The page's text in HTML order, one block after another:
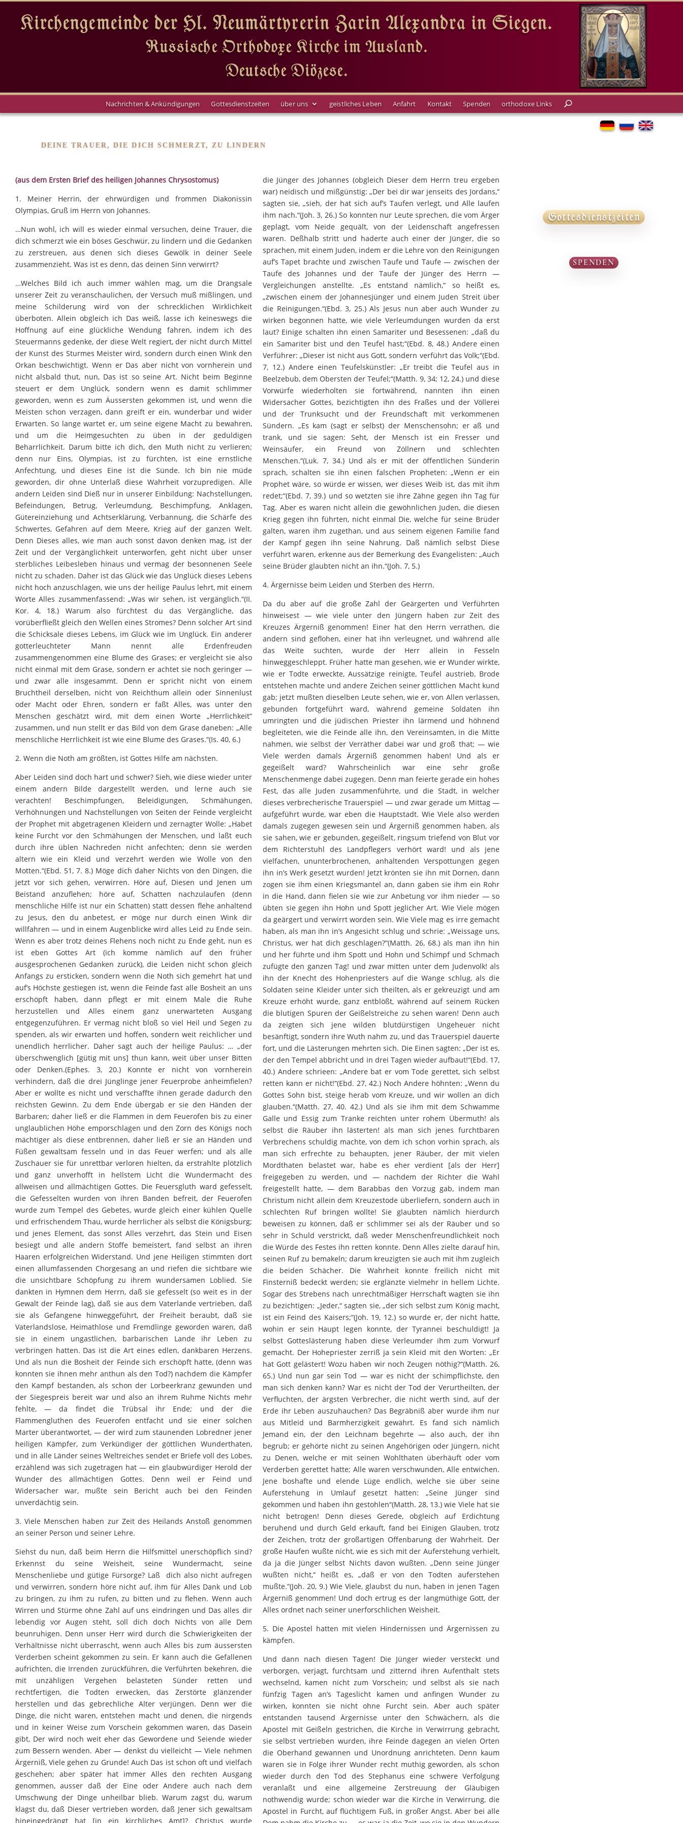
Kirchengemeinde der Hl. Neumärtyrerin Zarin Alexandra in Siegen.
Russische Orthodoxe Kirche im Ausland.
Deutsche Diözese.
Nachrichten & Ankündigungen Gottesdienstzeiten über uns geistliches Leben Anfahrt Kontakt Spenden orthodoxe Links
DEINE TRAUER, DIE DICH SCHMERZT, ZU LINDERN
(aus dem Ersten Brief des heiligen Johannes Chrysostomus)
1. Meiner Herrin, der ehrwürdigen und frommen Diakonissin
Olympias, Gruß im Herrn von Johannes.
…Nun wohl, ich will es wieder einmal versuchen, deine Trauer, die
dich schmerzt wie ein böses Geschwür, zu lindern und die Gedanken
zu zerstreuen, aus denen sich dieses Gewölk in deiner Seele
zusammenzieht. Was ist es denn, das deinen Sinn verwirrt?
…Welches Bild ich auch immer wählen mag, um die Drangsale
unserer Zeit zu veranschaulichen, der Versuch muß mißlingen, und
meine Schilderung wird von der schrecklichen Wirklichkeit
überboten. Allein obgleich ich Das weiß, lasse ich keineswegs die
Hoffnung auf eine glückliche Wendung fahren, indem ich des
Steuermanns gedenke, der diese Welt regiert, der nicht durch Mittel
der Kunst des Sturmes Meister wird, sondern durch einen Wink den
Orkan beschwichtigt. Wenn er Das aber nicht von vornherein und
nicht alsbald thut, nun, Das ist so seine Art. Nicht beim Beginne
steuert er dem Unglück, sondern wenn es damit schlimmer
geworden, wenn es zum Äussersten gekommen ist, und wenn die
Meisten schon verzagen, dann greift er ein, wunderbar und wider
Erwarten. So lange wartet er, um seine eigene Macht zu bewahren,
und um die Heimgesuchten zu üben in der geduldigen
Beharrlichkeit. Darum bitte ich dich, den Muth nicht zu verlieren;
denn nur Eins, Olympias, ist zu fürchten, ist eine ernstliche
Anfechtung, und dieses Eine ist die Sünde. Ich bin nie müde
geworden, dir ohne Unterlaß diese Wahrheit vorzupredigen. Alle
andern Leiden sind Dieß nur in unserer Einbildung: Nachstellungen,
Befeindungen, Betrug, Verleumdung, Beschimpfung, Anklagen,
Gütereinziehung und Achtserklärung, Verbannung, die Schärfe des
Schwertes, Gefahren auf dem Meere, Krieg auf der ganzen Welt.
Denn Dieses alles, wie man auch sonst davon denken mag, ist der
Zeit und der Vergänglichkeit unterworfen, geht nicht über unser
sterbliches Leibesleben hinaus und vermag der besonnenen Seele
nicht zu schaden. Daher ist das Glück wie das Unglück dieses Lebens
nicht hoch anzuschlagen, wie uns der heilige Paulus lehrt, mit einem
Worte Alles zusammenfassend: „Was wir sehen, ist vergänglich.“(II.
Kor. 4, 18.) Warum also fürchtest du das Vergängliche, das
vorüberfließt gleich den Wellen eines Stromes? Denn solcher Art sind
die Schicksale dieses Lebens, im Glück wie im Unglück. Ein anderer
gotterleuchteter Mann nennt alle Erdenfreuden
zusammengenommen eine Blume des Grases; er vergleicht sie also
nicht einmal mit dem Grase, sondern er achtet sie noch geringer —
und zwar alle insgesammt. Denn er spricht nicht von einem
Bruchtheil derselben, nicht von Reichthum allein oder Sinnenlust
oder Macht oder Ehren, sondern er faßt Alles, was unter den
Menschen geschätzt wird, mit dem einen Worte „Herrlichkeit“
zusammen, und nun stellt er das Bild von dem Grase daneben: „Alle
menschliche Herrlichkeit ist wie eine Blume des Grases.“(Is. 40, 6.)
2. Wenn die Noth am größten, ist Gottes Hilfe am nächsten.
Aber Leiden sind doch hart und schwer? Sieh, wie diese wieder unter
einem andern Bilde dargestellt werden, und lerne auch sie
verachten! Beschimpfungen, Beleidigungen, Schmähungen,
Verhöhnungen und Nachstellungen von Seiten der Feinde vergleicht
der Prophet mit abgetragenen Kleidern und zernagter Wolle: „Habet
keine Furcht vor den Schmähungen der Menschen, und laßt euch
durch ihre üblen Nachreden nicht anfechten; denn sie werden
altern wie ein Kleid und verzehrt werden wie Wolle von den
Motten.“(Ebd. 51, 7. 8.) Möge dich daher Nichts von den Dingen, die
jetzt vor sich gehen, verwirren. Höre auf, Diesen und Jenen um
Beistand anzuflehen; höre auf, Schatten nachzulaufen (denn
menschliche Hilfe ist nur ein Schatten) statt dessen flehe anhaltend
zu Jesus, den du anbetest, er möge nur durch einen Wink dir
willfahren — und in einem Augenblicke wird alles Leid zu Ende sein.
Wenn es aber trotz deines Flehens noch nicht zu Ende geht, nun es
ist eben Gottes Art (ich komme nämlich auf den früher
ausgesprochenen Gedanken zurück), die Leiden nicht schon gleich
Anfangs zu ersticken, sondern wenn die Noth sich gemehrt hat und
auf’s Höchste gestiegen ist, wenn die Feinde fast alle Bosheit an uns
erschöpft haben, dann pflegt er mit einem Male die Ruhe
herzustellen und Alles einem ganz unerwarteten Ausgang
entgegenzuführen. Er vermag nicht bloß so viel Heil und Segen zu
spenden, als wir erwarten und hoffen, sondern weit reichlicher und
unendlich herrlicher. Daher sagt auch der heilige Paulus: … „der
überschwenglich [gütig mit uns] thun kann, weit über unser Bitten
oder Denken.(Ephes. 3, 20.) Konnte er nicht von vornherein
verhindern, daß die drei Jünglinge jener Feuerprobe anheimfielen?
Aber er wollte es nicht und verschaffte ihnen gerade dadurch den
reichsten Gewinn. Zu dem Ende übergab er sie den Händen der
Barbaren; daher ließ er die Flammen in dem Feuerofen bis zu einer
unglaublichen Höhe emporschlagen und den Zorn des Königs noch
mächtiger als diese entbrennen, daher ließ er sie an Händen und
Füßen gewaltsam fesseln und in das Feuer werfen; und als alle
Zuschauer sie für unrettbar verloren hielten, da erstrahlte plötzlich
und ganz unverhofft in hellstem Licht die Wundermacht des
allweisen und allmächtigen Gottes. Die Feuersgluth ward gefesselt,
die Gefesselten wurden von ihren Banden befreit, der Feuerofen
wurde zum Tempel des Gebetes, wurde gleich einer kühlen Quelle
und erfrischendem Thau, wurde herrlicher als selbst die Königsburg;
und jenes Element, das sonst Alles verzehrt, das Stein und Eisen
besiegt und alle andern Stoffe bemeistert, fand selbst an ihren
Haaren erfolgreichen Widerstand. Und jene Heiligen stimmten dort
einen allumfassenden Chorgesang an und riefen die sichtbare wie
die unsichtbare Schöpfung zu ihrem wundersamen Loblied. Sie
dankten in Hymnen dem Herrn, daß sie gefesselt (so weit es in der
Gewalt der Feinde lag), daß sie aus dem Vaterlande vertrieben, daß
sie als Gefangene hinweggeführt, der Freiheit beraubt, daß sie
Vaterlandslose, Heimathlose und Fremdlinge geworden waren, daß
sie in einem ungastlichen, barbarischen Lande ihr Leben zu
verbringen hatten. Das ist die Art eines edlen, dankbaren Herzens.
Und als nun die Bosheit der Feinde sich erschöpft hatte, (denn was
konnten sie ihnen mehr anthun als den Tod?) nachdem die Kämpfer
den Kampf bestanden, als schon der Lorbeerkranz gewunden und
der Siegespreis bereit war und also an ihrem Ruhme Nichts mehr
fehlte, — da findet die Trübsal ihr Ende; und der die
Flammengluthen des Feuerofen entfacht und sie einer solchen
Marter überantwortet, — der wird zum staunenden Lobredner jener
heiligen Kämpfer, zum Verkündiger der göttlichen Wunderthaten,
und in alle Länder seines Weltreiches sendet er Briefe voll des Lobes,
erzählend was sich zugetragen hat — ein glaubwürdiger Herold der
Wunder des allmächtigen Gottes. Denn weil er Feind und
Widersacher war, mußte sein Bericht auch bei den Feinden
unverdächtig sein.
3. Viele Menschen haben zur Zeit des Heilands Anstoß genommen
an seiner Person und seiner Lehre.
Siehst du nun, daß beim Herrn die Hilfsmittel unerschöpflich sind?
Erkennst du seine Weisheit, seine Wundermacht, seine
Menschenliebe und gütige Fürsorge? Laß dich also nicht aufregen
und verwirren, sondern höre nicht auf, ihm für Alles Dank und Lob
zu bringen, zu ihm zu rufen, zu bitten und zu flehen. Wenn auch
Wirren und Stürme ohne Zahl auf uns eindringen und Das alles dir
lebendig vor Augen steht, soll dich doch Nichts von alle Dem
beunruhigen. Denn unser Herr wird durch die Schwierigkeiten der
Verhältnisse nicht überrascht, wenn auch Alles bis zum äussersten
Verderben scheint gekommen zu sein. Er kann auch die Gefallenen
aufrichten, die Irrenden zurückführen, die Verführten bekehren, die
mit unzähligen Vergehen belasteten Sünder retten und
rechtfertigen, die Todten erwecken, das Zerstörte glänzender
herstellen und das gebrechliche Alter verjüngen. Denn wer die
Dinge, die nicht waren, entstehen macht und denen, die nirgends
und in keiner Weise zum Vorschein gekommen waren, das Dasein
gibt, Der wird noch weit eher das Gewordene und Seiende wieder
zum Bessern wenden. Aber — denkst du vielleicht — Viele nehmen
Ärgerniß, Viele gehen zu Grunde! Auch Das ist schon oft und vielfach
geschehen; aber später hat immer Alles den rechten Ausgang
genommen, ausser daß der Eine oder Andere auch nach dem
Umschwung der Dinge unheilbar blieb. Warum zagst du, warum
klagst du, daß Dieser vertrieben worden, daß Jener sich gewaltsam
hineingedrängt hat [in ein kirchliches Amt]? Christus wurde
die Jünger des Johannes (obgleich Dieser dem Herrn treu ergeben
war) neidisch und mißgünstig: „Der bei dir war jenseits des Jordans,“
sagten sie, „sieh, der hat sich auf’s Taufen verlegt, und Alle laufen
ihm nach.“(Joh. 3, 26.) So konnten nur Leute sprechen, die vom Ärger
geplagt, vom Neide gequält, von der Leidenschaft angefressen
waren. Deßhalb stritt und haderte auch einer der Jünger, die so
sprachen, mit einem Juden, indem er die Lehre von den Reinigungen
auf’s Tapet brachte und zwischen Taufe und Taufe — zwischen der
Taufe des Johannes und der Taufe der Jünger des Herrn —
Vergleichungen anstellte. „Es entstand nämlich,“ so heißt es,
„zwischen einem der Johannesjünger und einem Juden Streit über
die Reinigungen.“(Ebd. 3, 25.) Als Jesus nun aber auch Wunder zu
wirken begonnen hatte, wie viele Verleumdungen wurden da erst
laut? Einige schalten ihn einen Samariter und Besessenen: „daß du
ein Samariter bist und den Teufel hast;“(Ebd. 8, 48.) Andere einen
Verführer: „Dieser ist nicht aus Gott, sondern verführt das Volk;“(Ebd.
7, 12.) Andere einen Teufelskünstler: „Er treibt die Teufel aus in
Beelzebub, dem Obersten der Teufel;“(Matth. 9, 34; 12, 24.) und diese
Vorwürfe wiederholten sie fortwährend, nannten ihn einen
Widersacher Gottes, bezichtigten ihn des Fraßes und der Völlerei
und der Trunksucht und der Freundschaft mit verkommenen
Sündern. „Es kam (sagt er selbst) der Menschensohn; er aß und
trank, und sie sagen: Seht, der Mensch ist ein Fresser und
Weinsäufer, ein Freund von Zöllnern und schlechten
Menschen.“(Luk. 7, 34.) Und als er mit der öffentlichen Sünderin
sprach, schalten sie ihn einen falschen Propheten: „Wenn er ein
Prophet wäre, so würde er wissen, wer dieses Weib ist, das mit ihm
redet;“(Ebd. 7, 39.) und so wetzten sie ihre Zähne gegen ihn Tag für
Tag. Aber es waren nicht allein die gewöhnlichen Juden, die diesen
Krieg gegen ihn führten, nicht einmal Die, welche für seine Brüder
galten, waren ihm zugethan, und aus seinem eigenen Familie fand
der Kampf gegen ihn seine Nahrung. Daß nämlich selbst Diese
verführt waren, erkenne aus der Bemerkung des Evangelisten: „Auch
seine Brüder glaubten nicht an ihn.“(Joh. 7, 5.)
4. Ärgernisse beim Leiden und Sterben des Herrn.
Da du aber auf die große Zahl der Geärgerten und Verführten
hinweisest — wie viele unter den Jüngern haben zur Zeit des
Kreuzes Ärgerniß genommen! Einer hat den Herrn verrathen, die
andern sind geflohen, einer hat ihn verleugnet, und während alle
das Weite suchten, wurde der Herr allein in Fesseln
hinweggeschleppt. Früher hatte man gesehen, wie er Wunder wirkte,
wie er Todte erweckte, Aussätzige reinigte, Teufel austrieb, Brode
entstehen machte und andere Zeichen seiner göttlichen Macht kund
gab; jetzt mußten dieselben Leute sehen, wie er, von Allen verlassen,
gebunden fortgeführt ward, während gemeine Soldaten ihn
umringten und die jüdischen Priester ihn lärmend und höhnend
begleiteten, wie die Feinde alle ihn, den Vereinsamten, in die Mitte
nahmen, wie selbst der Verräther dabei war und groß that; — wie
Viele werden damals Ärgerniß genommen haben! Und als er
gegeißelt ward? Wahrscheinlich war eine sehr große
Menschenmenge dabei zugegen. Denn man feierte gerade ein hohes
Fest, das alle Juden zusammenführte, und die Stadt, in welcher
dieses verbrecherische Trauerspiel — und zwar gerade um Mittag —
aufgeführt wurde, war eben die Hauptstadt. Wie Viele also werden
damals zugegen gewesen sein und Ärgerniß genommen haben, als
sie sahen, wie er gebunden, gegeißelt, ringsum triefend von Blut vor
dem Richterstuhl des Landpflegers verhört ward! und als jene
vielfachen, ununterbrochenen, anhaltenden Verspottungen gegen
ihn in’s Werk gesetzt wurden! Jetzt krönten sie ihn mit Dornen, dann
zogen sie ihm einen Kriegsmantel an, dann gaben sie ihm ein Rohr
in die Hand, dann fielen sie wie zur Anbetung vor ihm nieder — so
übten sie gegen ihn Hohn und Spott jeglicher Art. Wie Viele mögen
da geärgert und verwirrt worden sein. Wie Viele mag es irre gemacht
haben, als man ihn in’s Angesicht schlug und schrie: „Weissage uns,
Christus, wer hat dich geschlagen?“(Matth. 26, 68.) als man ihn hin
und her führte und ihm Spott und Hohn und Schimpf und Schmach
zufügte den ganzen Tag! und zwar mitten unter dem Judenvolk! als
ihn der Knecht des Hohenpriesters auf die Wange schlug, als die
Soldaten seine Kleider unter sich theilten, als er gekreuzigt und am
Kreuze erhöht wurde, ganz entblößt, während auf seinem Rücken
die blutigen Spuren der Geißelstreiche zu sehen waren! Denn auch
da zeigten sich jene wilden blutdürstigen Ungeheuer nicht
besänftigt, sondern ihre Wuth nahm zu, und das Trauerspiel dauerte
fort, und die Lästerungen mehrten sich. Die Einen sagten: „Der ist es,
der den Tempel abbricht und in drei Tagen wieder aufbaut!“(Ebd. 17,
40.) Andere schrieen: „Andere bat er vom Tode gerettet, sich selbst
retten kann er nicht!“(Ebd. 27, 42.) Noch Andere höhnten: „Wenn du
Gottes Sohn bist, steige herab vom Kreuze, und wir wollen an dich
glauben.“(Matth. 27, 40. 42.) Und als sie ihm mit dem Schwamme
Galle und Essig zum Tranke reichten unter rohem Übermuth! als
selbst die Räuber ihn lästerten! als man sich jenes furchtbaren
Verbrechens schuldig machte, von dem ich schon vorhin sprach, als
man sich erfrechte zu behaupten, jener Räuber, der mit vielen
Mordthaten belastet war, habe es eher verdient [als der Herr]
freigegeben zu werden, und — nachdem der Richter die Wahl
freigestellt hatte, — dem Barabbas den Vorzug gab, indem man
Christum nicht allein dem Kreuzestode überliefern, sondern auch in
schlechten Ruf bringen wollte! Sie glaubten nämlich hierdurch
beweisen zu können, daß er schlimmer sei als der Räuber und so
sehr in Schuld verstrickt, daß weder Menschenfreundlichkeit noch
die Würde des Festes ihn retten konnte. Denn Alles zielte darauf hin,
seinen Ruf zu bemakeln; darum kreuzigten sie auch mit ihm zugleich
die beiden Schächer. Die Wahrheit konnte freilich nicht mit
Finsterniß bedeckt werden; sie erglänzte vielmehr in hellem Lichte.
Sogar des Strebens nach unrechtmäßiger Herrschaft wagten sie ihn
zu bezichtigen: „Jeder,“ sagten sie, „der sich selbst zum König macht,
ist ein Feind des Kaisers;“(Joh. 19, 12.) so wurde er, der nicht hatte,
wohin er sein Haupt legen konnte, der Tyrannei beschuldigt! Ja
selbst Gotteslästerung haben diese Verleumder ihm zum Vorwurf
gemacht. Der Hohepriester zerriß ja sein Kleid mit den Worten: „Er
hat Gott gelästert! Wozu haben wir noch Zeugen nöthig?“(Matth. 26,
65.) Und nun gar sein Tod — war es nicht der schimpflichste, den
man sich denken kann? War es nicht der Tod der Verurtheilten, der
Verfluchten, der ärgsten Verbrecher, die nicht werth sind, auf der
Erde ihr Leben auszuhauchen? Das Begräbniß aber wurde ihm nur
aus Mitleid und Barmherzigkeit gewährt. Es fand sich nämlich
Jemand ein, der den Leichnam begehrte — also auch, der ihn
begrub; er gehörte nicht zu seinen Angehörigen oder Jüngern, nicht
zu Denen, welche er mit seinen Wohlthaten überhäuft oder vom
Verderben gerettet hatte; Alle waren verschwunden, Alle entwichen.
Jene boshafte und elende Lüge endlich, welche sie über seine
Auferstehung in Umlauf gesetzt hatten: „Seine Jünger sind
gekommen und haben ihn gestohlen“(Matth. 28, 13.) wie Viele hat sie
nicht betrogen! Denn dieses Gerede, obgleich auf Erdichtung
beruhend und durch Geld erkauft, fand bei Einigen Glauben, trotz
der Zeichen, trotz der großartigen Offenbarung der Wahrheit. Der
große Haufen wußte nicht, wie es sich mit der Auferstehung verhielt,
da ja die Jünger selbst Nichts davon wußten. „Denn seine Jünger
wußten nicht,“ heißt es, „daß er von den Todten auferstehen
mußte.“(Joh. 20, 9.) Wie Viele, glaubst du nun, haben in jenen Tagen
Ärgerniß genommen! Und doch ertrug es der langmüthige Gott, der
Alles ordnet nach seiner unerforschlichen Weisheit.
5. Die Apostel hatten mit vielen Hindernissen und Ärgernissen zu
kämpfen.
Und dann nach diesen Tagen! Die Jünger wieder versteckt und
verborgen, verjagt, furchtsam und zitternd ihren Aufenthalt stets
wechselnd, kamen nicht zum Vorschein; und selbst als sie nach
fünfzig Tagen an’s Tageslicht kamen und anfingen Wunder zu
wirken, konnten sie nicht ohne Furcht sein. Aber auch später
entstanden tausend Ärgernisse unter den Schwächern, als die
Apostel mit Geißeln gestrichen, die Kirche in Verwirrung gebracht,
sie selbst vertrieben wurden, ihre Feinde dagegen an vielen Orten
die Oberhand gewannen und Unordnung anrichteten. Denn kaum
waren sie in Folge ihrer Wunder recht muthig geworden, als schon
wieder durch den Tod des Stephanus eine schwere Verfolgung
veranlaßt und eine allgemeine Zerstreuung der Gläubigen
nothwendig wurde; schon wieder war die Kirche in Verwirrung, die
Apostel in Furcht, auf flüchtigem Fuß, in großer Angst. Aber bei alle
Gottesdienstzeiten
SPENDEN